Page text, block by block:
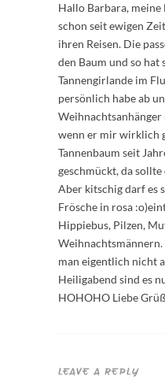
Hallo Barbara,
schon seit ewigen
ihren Reisen. Die
den Baum und so hat
Tannengirlande im
persönlich habe ab
wenn er mir wirklich
Tannenbaum seit
geschmückt, da sollte
Aber kitschig darf es
Frösche in rosa
Hippiebus, Pilzen,
man eigentlich nicht
Heiligabend sind es
HOHOHO Liebe
LEAVE A REPLY